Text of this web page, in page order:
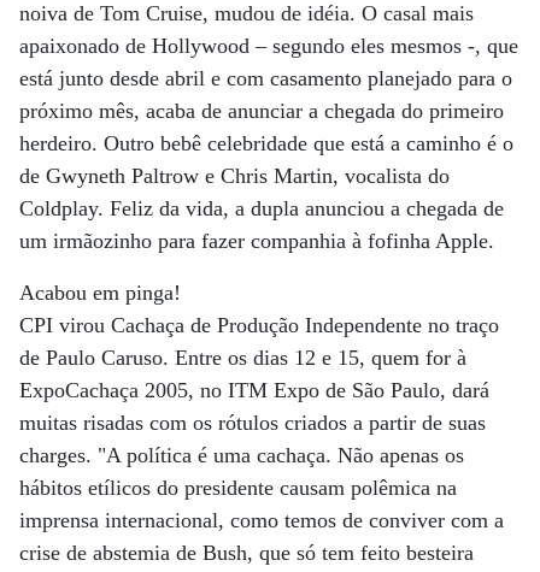
noiva de Tom Cruise, mudou de idéia. O casal mais
apaixonado de Hollywood – segundo eles mesmos -, que
está junto desde abril e com casamento planejado para o
próximo mês, acaba de anunciar a chegada do primeiro
herdeiro. Outro bebê celebridade que está a caminho é o
de Gwyneth Paltrow e Chris Martin, vocalista do
Coldplay. Feliz da vida, a dupla anunciou a chegada de
um irmãozinho para fazer companhia à fofinha Apple.
Acabou em pinga!
CPI virou Cachaça de Produção Independente no traço
de Paulo Caruso. Entre os dias 12 e 15, quem for à
ExpoCachaça 2005, no ITM Expo de São Paulo, dará
muitas risadas com os rótulos criados a partir de suas
charges. "A política é uma cachaça. Não apenas os
hábitos etílicos do presidente causam polêmica na
imprensa internacional, como temos de conviver com a
crise de abstemia de Bush, que só tem feito besteira